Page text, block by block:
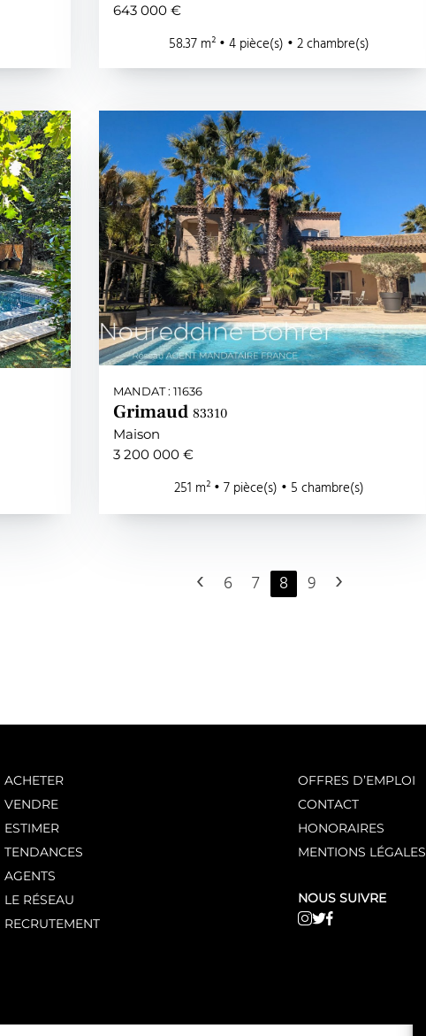
643 000 €
58.37 m² • 4 pièce(s) • 2 chambre(s)
MANDAT : 11636
Grimaud83310
Maison
3 200 000 €
251 m² • 7 pièce(s) • 5 chambre(s)
‹ 6 7 8 9 ›
ACHETER
VENDRE
ESTIMER
TENDANCES
AGENTS
LE RÉSEAU
RECRUTEMENT
OFFRES D’EMPLOI
CONTACT
HONORAIRES
MENTIONS LÉGALES
NOUS SUIVRE